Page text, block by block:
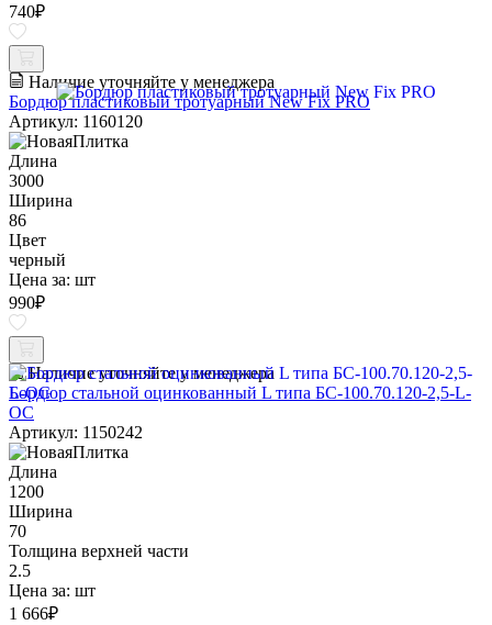
740₽
Наличие уточняйте у менеджера
Бордюр пластиковый тротуарный New Fix PRO
Артикул: 1160120
Длина
3000
Ширина
86
Цвет
черный
Цена за: шт
990₽
Наличие уточняйте у менеджера
Бордюр стальной оцинкованный L типа БС-100.70.120-2,5-L-
ОС
Артикул: 1150242
Длина
1200
Ширина
70
Толщина верхней части
2.5
Цена за: шт
1 666₽